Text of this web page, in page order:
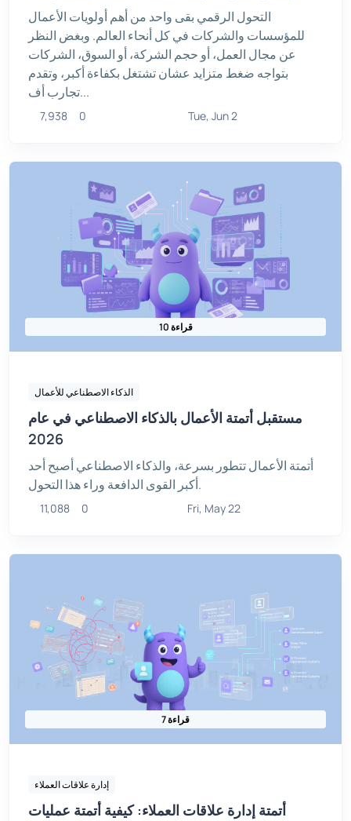
التحول الرقمي بقى واحد من أهم أولويات الأعمال
للمؤسسات والشركات في كل أنحاء العالم. وبغض النظر
عن مجال العمل، أو حجم الشركة، أو السوق، الشركات
بتواجه ضغط متزايد عشان تشتغل بكفاءة أكبر، وتقدم
تجارب أف...
7,938 0 Tue, Jun 2
10 قراءة
الذكاء الاصطناعي للأعمال
مستقبل أتمتة الأعمال بالذكاء الاصطناعي في عام
2026
أتمتة الأعمال تتطور بسرعة، والذكاء الاصطناعي أصبح أحد
أكبر القوى الدافعة وراء هذا التحول.
11,088 0 Fri, May 22
7 قراءة
إدارة علاقات العملاء
أتمتة إدارة علاقات العملاء: كيفية أتمتة عمليات